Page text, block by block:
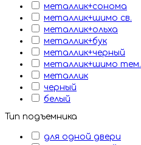
металлик+сонома
металлик+шимо св.
металлик+ольха
металлик+бук
металлик+черный
металлик+шимо тем.
металлик
черный
белый
Тип подъемника
для одной двери